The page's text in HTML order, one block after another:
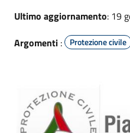
Ultimo aggiornamento: 19
Argomenti : Protezione civile